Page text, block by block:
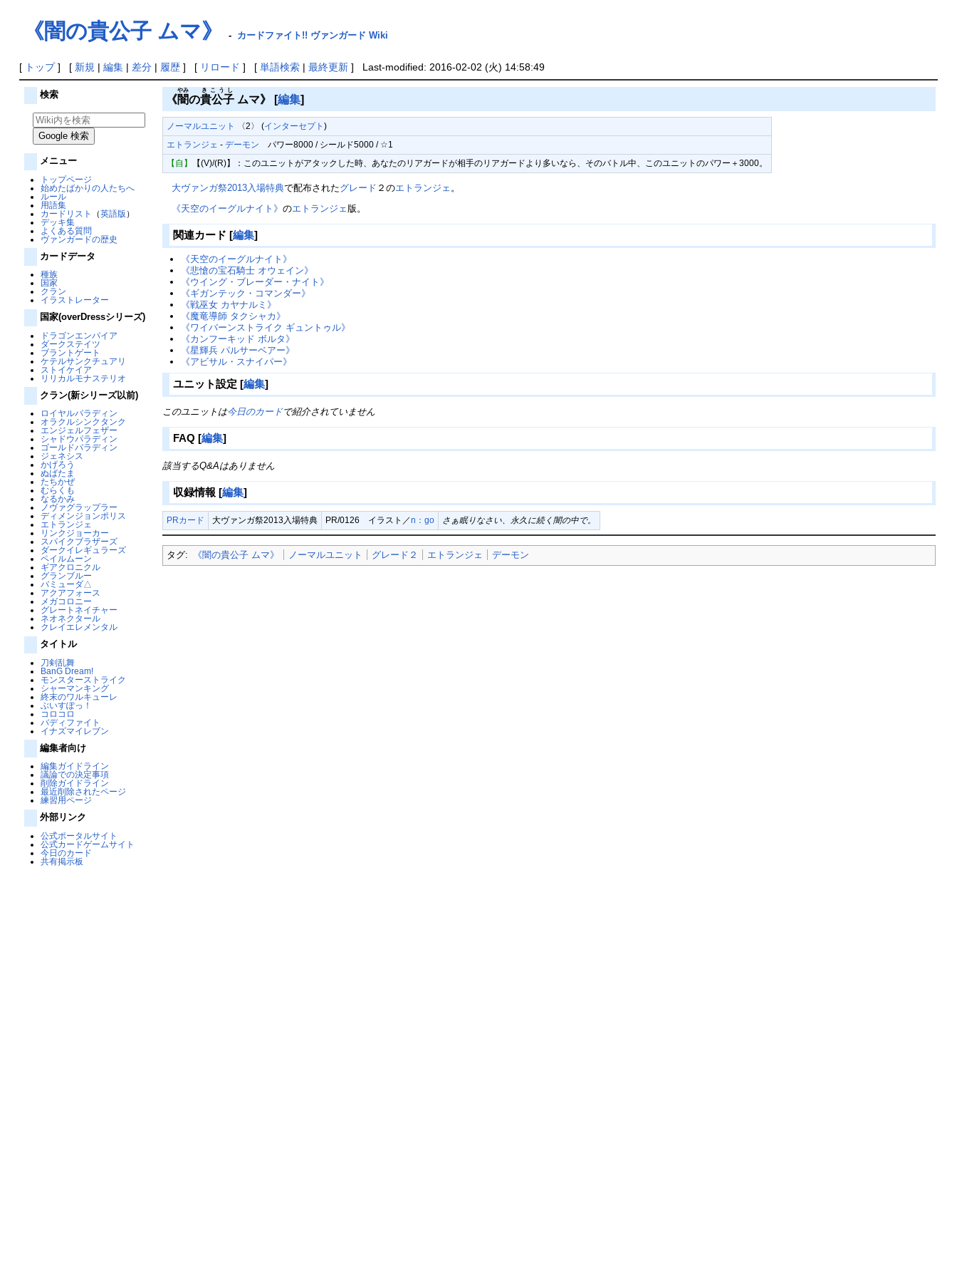
《闇の貴公子 ムマ》 - カードファイト!! ヴァンガード Wiki
[ トップ] [ 新規 | 編集| 差分| 履歴] [ リロード ] [ 単語検索| 最終更新] Last-modified: 2016-02-02 (火) 14:58:49
検索
メニュー
トップページ
始めたばかりの人たちへ
ルール
用語集
カードリスト
（英語版 ）
デッキ集
よくある質問
ヴァンガードの歴史
カードデータ
種族
国家
クラン
イラストレーター
国家(overDressシリーズ)
ドラゴンエンパイア
ダークステイツ
ブラントゲート
ケテルサンクチュアリ
ストイケイア
リリカルモナステリオ
クラン(新シリーズ以前)
ロイヤルパラディン
オラクルシンクタンク
エンジェルフェザー
シャドウパラディン
ゴールドパラディン
ジェネシス
かげろう
ぬばたま
たちかぜ
むらくも
なるかみ
ノヴァグラップラー
ディメンジョンポリス
エトランジェ
リンクジョーカー
スパイクブラザーズ
ダークイレギュラーズ
ペイルムーン
ギアクロニクル
グランブルー
バミューダ△
アクアフォース
メガコロニー
グレートネイチャー
ネオネクタール
クレイエレメンタル
タイトル
刀剣乱舞
BanG Dream!
モンスターストライク
シャーマンキング
終末のワルキューレ
ぶいすぽっ！
コロコロ
バディファイト
イナズマイレブン
編集者向け
編集ガイドライン
議論での決定事項
削除ガイドライン
最近削除されたページ
練習用ページ
外部リンク
公式ポータルサイト
公式カードゲームサイト
今日のカード
共有掲示板
《闇
やみ
の貴公子
きこうし
ムマ》 [編集]
ノーマルユニット 〈2〉 (インターセプト)
エトランジェ -デーモン
パワー8000 / シールド5000 / ☆1
【自】
【(V)/(R)】：このユニットがアタックした時、あなたのリアガードが相手のリアガードより多いなら、そのバトル中、このユニットのパワー＋3000。
大ヴァンガ祭2013入場特典で配布されたグレード ２のエトランジェ 。
《天空のイーグルナイト》のエトランジェ 版。
関連カード [編集]
《天空のイーグルナイト》
《悲愴の宝石騎士 オウェイン》
《ウイング・ブレーダー・ナイト》
《ギガンテック・コマンダー》
《戦巫女 カヤナルミ》
《魔竜導師 タクシャカ》
《ワイバーンストライク ギュントゥル》
《カンフーキッド ボルタ》
《星輝兵 パルサーベアー》
《アビサル・スナイパー》
ユニット設定 [編集]
このユニットは今日のカードで紹介されていません
FAQ [編集]
該当するQ&Aはありません
収録情報 [編集]
PRカード 大ヴァンガ祭2013入場特典 PR/0126 イラスト／n：go さぁ眠りなさい、永久に続く闇の中で。
タグ: 《闇の貴公子 ムマ》 ノーマルユニット グレード２ エトランジェ デーモン